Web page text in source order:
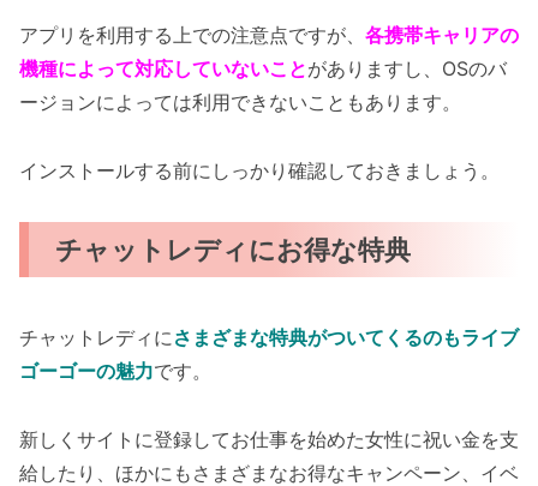
アプリを利用する上での注意点ですが、 各携帯キャリアの
機種によって対応していないことがありますし、OSのバ
ージョンによっては利用できないこともあります。
インストールする前にしっかり確認しておきましょう。
チャットレディにお得な特典
チャットレディに さまざまな特典がついてくるのもライブ
ゴーゴーの魅力です。
新しくサイトに登録してお仕事を始めた女性に祝い金を支
給したり、ほかにもさまざまなお得なキャンペーン、イベ